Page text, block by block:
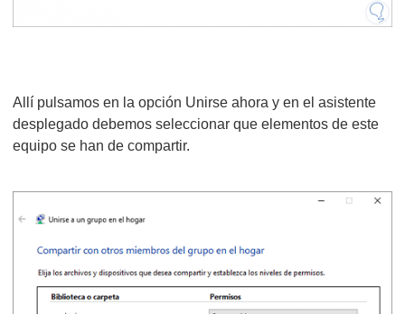
Allí pulsamos en la opción Unirse ahora y en el asistente
desplegado debemos seleccionar que elementos de este
equipo se han de compartir.